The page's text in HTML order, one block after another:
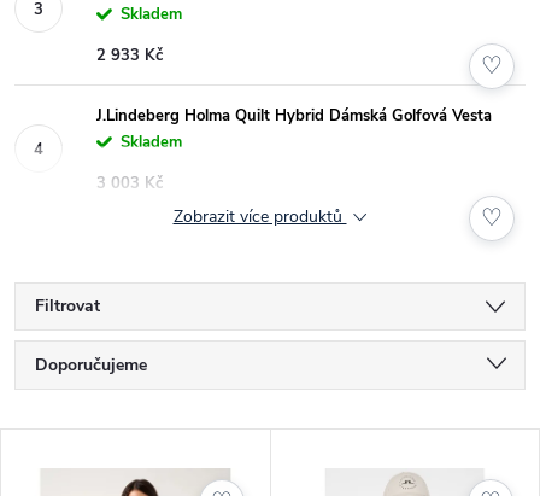
Skladem
2 933 Kč
♡
J.Lindeberg Holma Quilt Hybrid Dámská Golfová Vesta
Skladem
3 003 Kč
♡
Zobrazit více produktů
Filtrovat
Ř
a
Doporučujeme
V